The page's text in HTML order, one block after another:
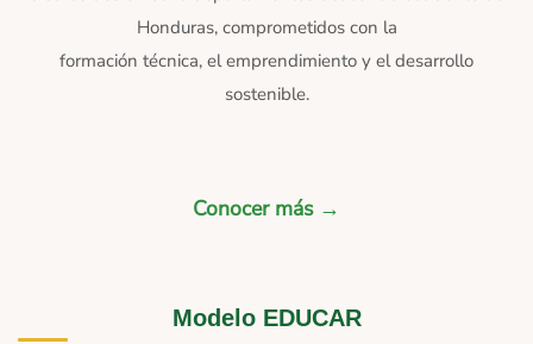
Honduras, comprometidos con la
formación técnica, el emprendimiento y el desarrollo
sostenible.
Conocer más →
Modelo EDUCAR